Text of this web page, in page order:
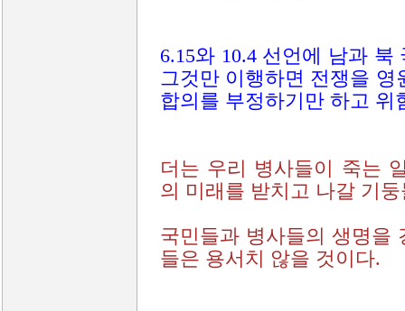
6.15와 10.4 선언에 남과
그것만 이행하면 전쟁을
합의를 부정하기만 하고
더는 우리 병사들이 죽는
의 미래를 받치고 나갈 기
국민들과 병사들의 생명을
들은 용서치 않을 것이다.